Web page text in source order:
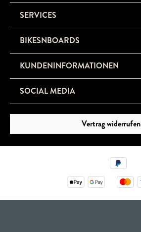
SERVICES
BIKESNBOARDS
KUNDENINFORMATIONEN
SOCIAL MEDIA
Vertrag widerrufen